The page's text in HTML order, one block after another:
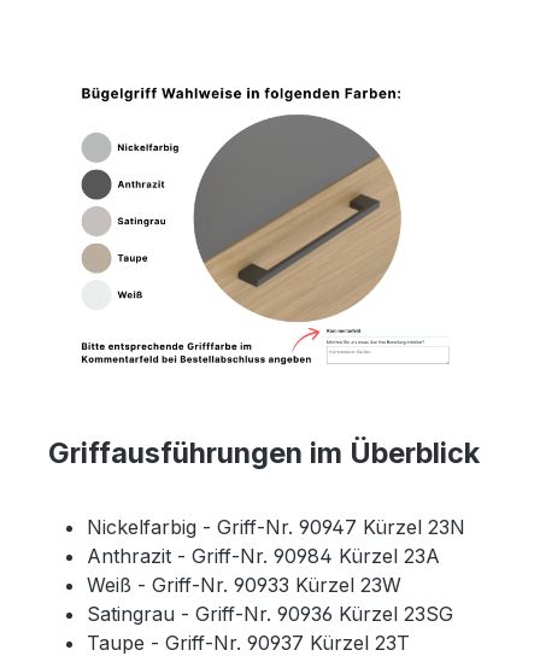
Griffausführungen im Überblick
Nickelfarbig - Griff-Nr. 90947 Kürzel 23N
Anthrazit - Griff-Nr. 90984 Kürzel 23A
Weiß - Griff-Nr. 90933 Kürzel 23W
Satingrau - Griff-Nr. 90936 Kürzel 23SG
Taupe - Griff-Nr. 90937 Kürzel 23T